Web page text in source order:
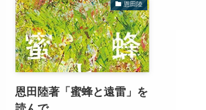
恩田陸
恩田陸著「蜜蜂と遠雷」を